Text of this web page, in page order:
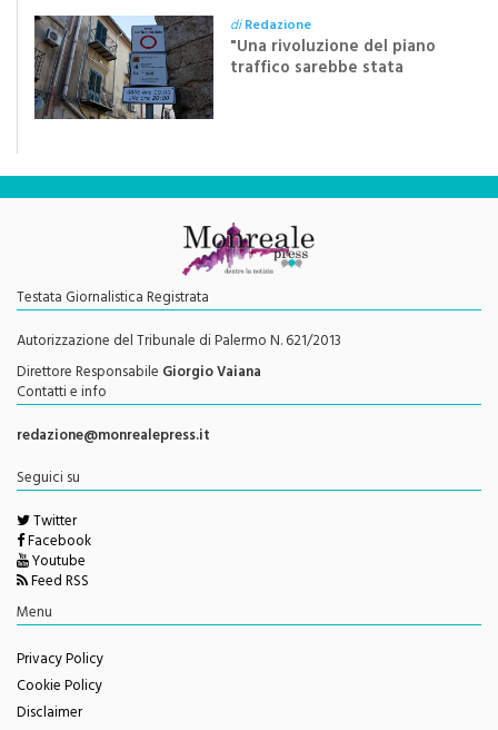
"Una rivoluzione del piano
traffico sarebbe stata
efficace se preceduta da
una rivoluzione culturale"
Testata Giornalistica Registrata
Autorizzazione del Tribunale di Palermo N. 621/2013
Direttore ResponsabileGiorgio Vaiana
Contatti e info
redazione@monrealepress.it
Twitter
Facebook
Youtube
Feed RSS
Menu
Privacy Policy
Cookie Policy
Disclaimer
Redazione